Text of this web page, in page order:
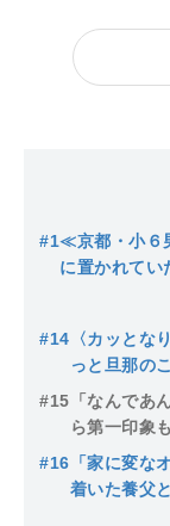
#1≪京都・小６
に置かれて
いたのは誰
#14 〈カッとな
っと旦那の
オドしてい
カー部補欠
#15 「なんであ
ら第一印象
て他人ゴト
謎【京都小
#16 「家に変な
着いた養父
身内も「ダ